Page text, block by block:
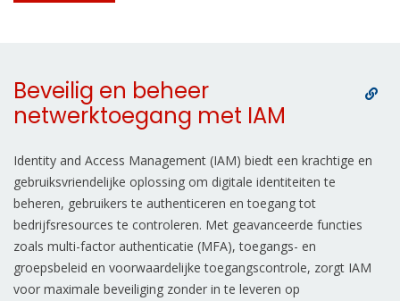
Beveilig en beheer
netwerktoegang met IAM
Identity and Access Management (IAM) biedt een krachtige en
gebruiksvriendelijke oplossing om digitale identiteiten te
beheren, gebruikers te authenticeren en toegang tot
bedrijfsresources te controleren. Met geavanceerde functies
zoals multi-factor authenticatie (MFA), toegangs- en
groepsbeleid en voorwaardelijke toegangscontrole, zorgt IAM
voor maximale beveiliging zonder in te leveren op